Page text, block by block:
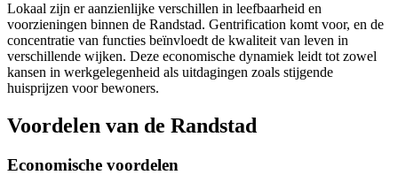
Lokaal zijn er aanzienlijke verschillen in leefbaarheid en
voorzieningen binnen de Randstad. Gentrification komt voor, en de
concentratie van functies beïnvloedt de kwaliteit van leven in
verschillende wijken. Deze economische dynamiek leidt tot zowel
kansen in werkgelegenheid als uitdagingen zoals stijgende
huisprijzen voor bewoners.
Voordelen van de Randstad
Economische voordelen